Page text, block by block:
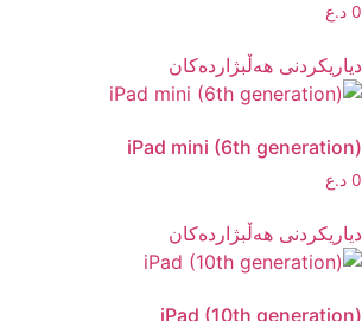
0 د.ع
دیاریکردنی هەڵبژاردەکان
iPad mini (6th generation)
0 د.ع
دیاریکردنی هەڵبژاردەکان
iPad (10th generation)